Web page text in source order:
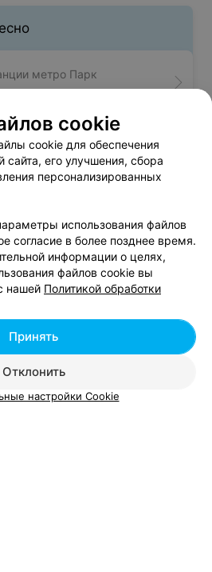
метро Парк
метро Партизанская
метро Первомайская
компанию
специалиста
cookie
cookie для обеспечения
сайта, его улучшения, сбора
персонализированных
использования файлов
согласие в более позднее время.
информации о целях,
файлов cookie вы
нашей Политикой обработки
Отклонить
Принять
настройки Cookie